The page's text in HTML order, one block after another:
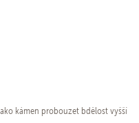
kámen probouzet bdělost vyšší